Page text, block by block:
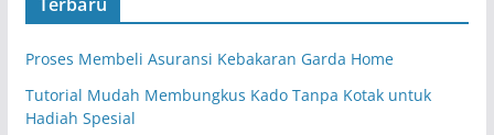
Proses Membeli Asuransi Kebakaran Garda Home
Tutorial Mudah Membungkus Kado Tanpa Kotak untuk
Hadiah Spesial